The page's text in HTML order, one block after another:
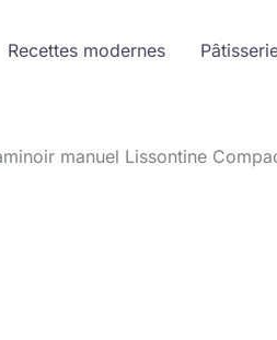
Recettes modernes
manuel Lissontine